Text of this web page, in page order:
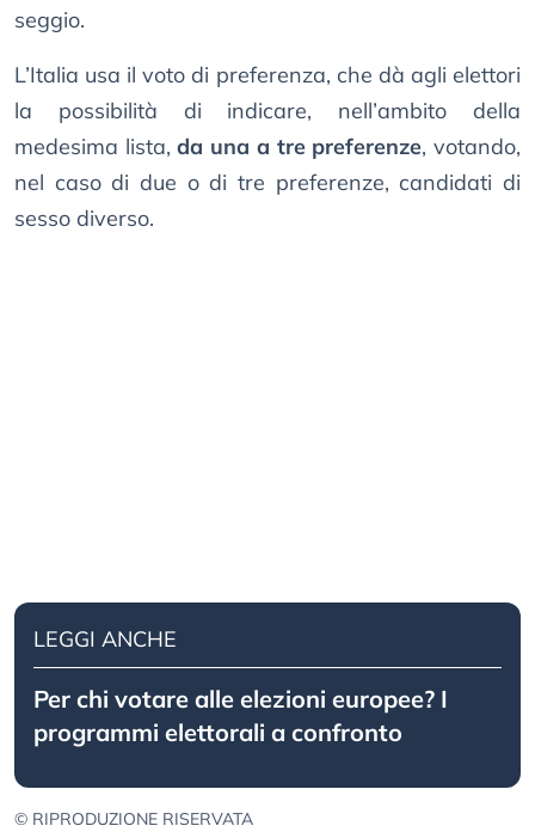
seggio.
L’Italia usa il voto di preferenza, che dà agli elettori
la possibilità di indicare, nell’ambito della
medesima lista,da una a tre preferenze, votando,
nel caso di due o di tre preferenze, candidati di
sesso diverso.
LEGGI ANCHE
Per chi votare alle elezioni europee? I
programmi elettorali a confronto
© RIPRODUZIONE RISERVATA